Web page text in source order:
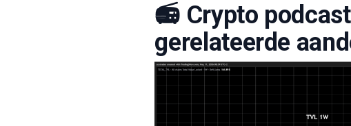
📻 Crypto
gerelateerde